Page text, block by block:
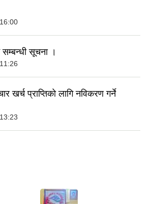
सूचना ।
खर्च प्राप्तिको लागि नविकरण गर्ने